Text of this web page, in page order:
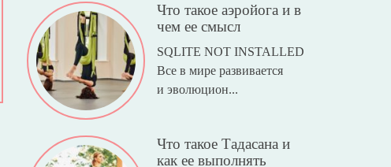
Что такое аэройога и в
чем ее смысл
SQLITE NOT INSTALLED
Все в мире развивается
и эволюцион...
Что такое Тадасана и
как ее выполнять